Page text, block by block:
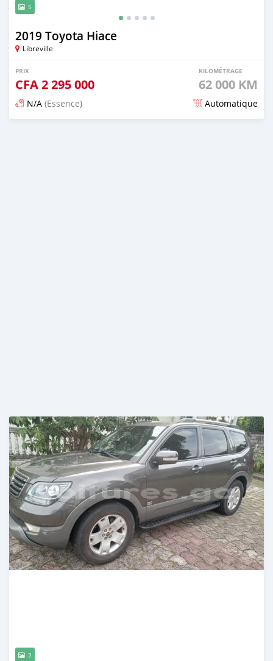
5
2019 Toyota Hiace
Libreville
PRIX
CFA2 295 000
KILOMÉTRAGE
62 000 KM
N/A (Essence) Automatique
2